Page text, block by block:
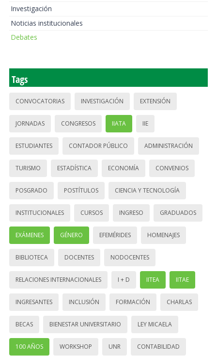
Investigación
Noticias institucionales
Debates
Tags
CONVOCATORIAS INVESTIGACIÓN EXTENSIÓN
JORNADAS CONGRESOS IIATA IIE
ESTUDIANTES CONTADOR PÚBLICO ADMINISTRACIÓN
TURISMO ESTADÍSTICA ECONOMÍA CONVENIOS
POSGRADO POSTÍTULOS CIENCIA Y TECNOLOGÍA
INSTITUCIONALES CURSOS INGRESO GRADUADOS
EXÁMENES GÉNERO EFEMÉRIDES HOMENAJES
BIBLIOTECA DOCENTES NODOCENTES
RELACIONES INTERNACIONALES I + D IITEA IITAE
INGRESANTES INCLUSIÓN FORMACIÓN CHARLAS
BECAS BIENESTAR UNIVERSITARIO LEY MICAELA
100 AÑOS WORKSHOP UNR CONTABILIDAD